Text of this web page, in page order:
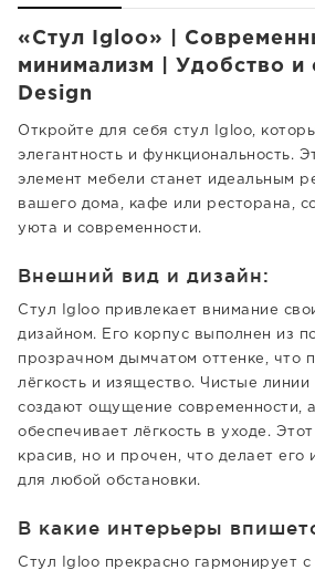
«Стул Igloo» |
минимализм | Удобство и
Design
Откройте для себя стул Igloo,
элегантность и функциональность.
элемент мебели станет идеальным
вашего дома, кафе или ресторана,
уюта и современности.
Внешний вид и дизайн:
Стул Igloo привлекает внимание
дизайном. Его корпус выполнен из
прозрачном дымчатом оттенке, что
лёгкость и изящество. Чистые
создают ощущение современности,
обеспечивает лёгкость в уходе.
красив, но и прочен, что делает
для любой обстановки.
В какие интерьеры
Стул Igloo прекрасно гармонирует